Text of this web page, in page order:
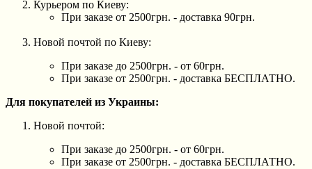
Курьером по Киеву:
При заказе от 2500грн. - доставка 90грн.
Новой почтой по Киеву:
При заказе до 2500грн. - от 60грн.
При заказе от 2500грн. - доставка БЕСПЛАТНО.
Для покупателей из Украины:
Новой почтой:
При заказе до 2500грн. - от 60грн.
При заказе от 2500грн. - доставка БЕСПЛАТНО.